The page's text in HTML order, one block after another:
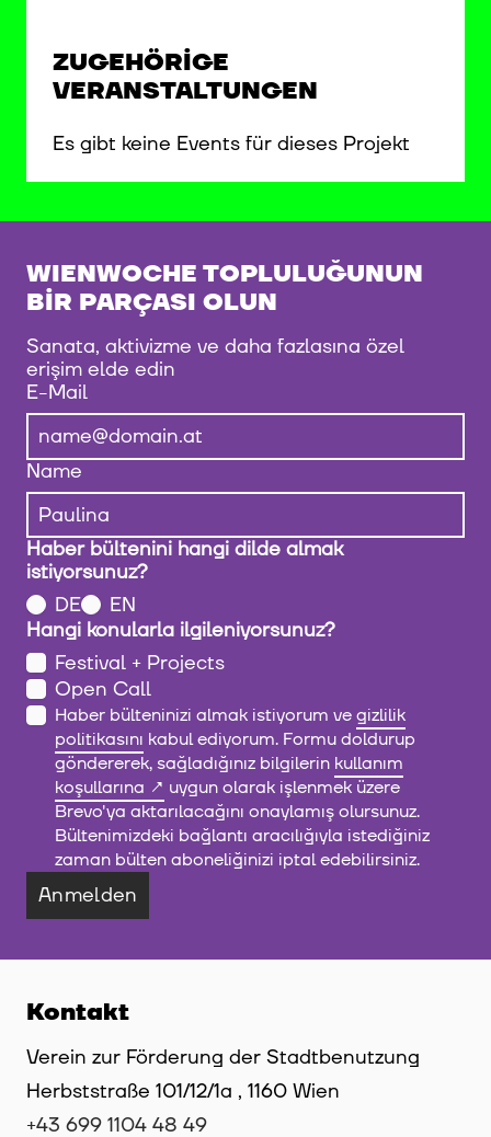
ZUGEHÖRIGE
VERANSTALTUNGEN
Es gibt keine Events für dieses Projekt
WIENWOCHE TOPLULUĞUNUN
BIR PARÇASI OLUN
Sanata, aktivizme ve daha fazlasına özel
erişim elde edin
E-Mail
Name
Haber bültenini hangi dilde almak
istiyorsunuz?
DE
EN
Hangi konularla ilgileniyorsunuz?
Festival + Projects
Open Call
Haber bülteninizi almak istiyorum vegizlilik
politikasını kabul ediyorum. Formu doldurup
göndererek, sağladığınız bilgilerin kullanım
koşullarına
uygun olarak işlenmek üzere
Brevo'ya aktarılacağını onaylamış olursunuz.
Bültenimizdeki bağlantı aracılığıyla istediğiniz
zaman bülten aboneliğinizi iptal edebilirsiniz.
Anmelden
Kontakt
Verein zur Förderung der Stadtbenutzung
Herbststraße 101/12/1a , 1160 Wien
+43 699 1104 48 49